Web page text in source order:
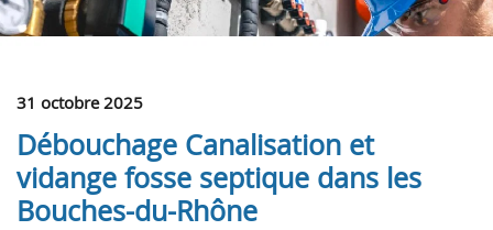
31 octobre 2025
Débouchage Canalisation et
vidange fosse septique dans les
Bouches-du-Rhône